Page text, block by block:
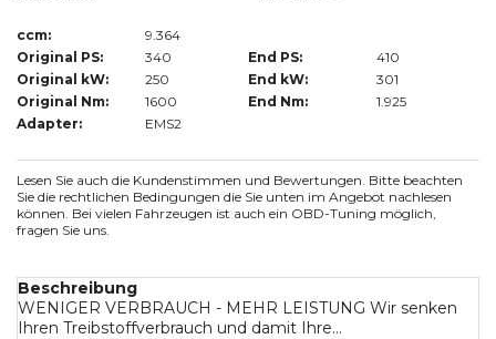
ccm:
9.364
Original PS:
340 End PS:
410
Original kW:
250 End kW:
301
Original Nm:
1600 End Nm:
1.925
Adapter:
EMS2
Lesen Sie auch die Kundenstimmen und Bewertungen. Bitte beachten
Sie die rechtlichen Bedingungen die Sie unten im Angebot nachlesen
können. Bei vielen Fahrzeugen ist auch ein OBD-Tuning möglich,
fragen Sie uns.
Beschreibung
WENIGER VERBRAUCH - MEHR LEISTUNG Wir senken
Ihren Treibstoffverbrauch und damit Ihre...